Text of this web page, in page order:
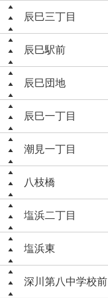
辰巳三丁目
辰巳駅前
辰巳団地
辰巳一丁目
潮見一丁目
八枝橋
塩浜二丁目
塩浜東
深川第八中学校前